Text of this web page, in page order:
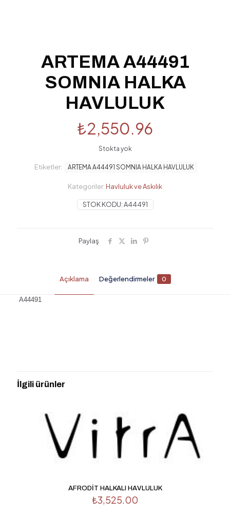
ARTEMA A44491
SOMNIA HALKA
HAVLULUK
₺2,550.96
Stokta yok
STOK KODU:A44491
Kategoriler: Havluluk ve Askılık
Etiketler: ARTEMA A44491 SOMNIA HALKA HAVLULUK
Paylaş
Açıklama Değerlendirmeler 0
A44491
HAVLULUK” için yorum yapan ilk kişi siz
olun
E-posta adresiniz yayınlanmayacak. Gerekli alanlar*ile
işaretlenmişlerdir
Derecelendirmeniz
İlgili ürünler
AFRODİT HALKALI HAVLULUK
₺3,525.00